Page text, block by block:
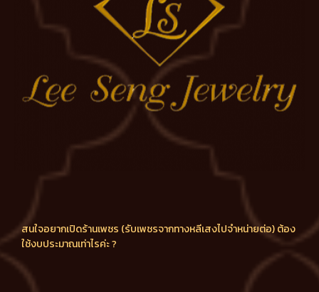
สนใจอยากเปิดร้านเพชร (รับเพชรจากทางหลีเสงไปจำหน่ายต่อ) ต้อง
ใช้งบประมาณเท่าไรค่ะ ?